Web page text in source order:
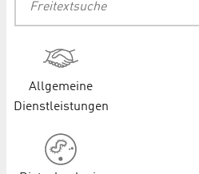
Allgemeine
Dienstleistungen